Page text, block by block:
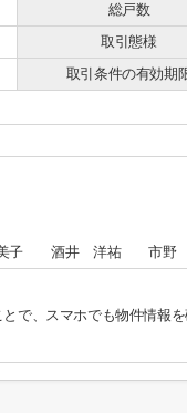
総戸数
取引態様
取引条件の有効期
子 酒井 洋祐 市野
で、スマホでも物件情報を